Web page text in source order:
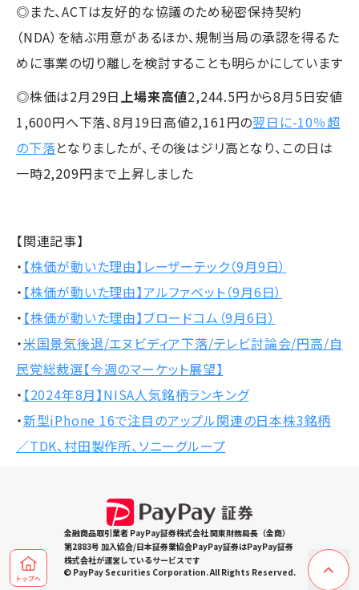
◎また、ACTは友好的な協議のため秘密保持契約
（NDA）を結ぶ用意があるほか、規制当局の承認を得るた
めに事業の切り離しを検討することも明らかにしています
◎株価は2月29日 上場来高値2,244.5円から8月5日安値
1,600円へ下落、8月19日高値2,161円の翌日に-10％超
の下落となりましたが、その後はジリ高となり、この日は
一時2,209円まで上昇しました
【関連記事】
・ 【株価が動いた理由】レーザーテック（9月9日）
・ 【株価が動いた理由】アルファベット（9月6日）
・ 【株価が動いた理由】ブロードコム（9月6日）
・米国景気後退/エヌビディア下落/テレビ討論会/円高/自
民党総裁選【今週のマーケット展望】
・ 【2024年8月】NISA人気銘柄ランキング
・新型iPhone 16で注目のアップル関連の日本株3銘柄
／TDK、村田製作所、ソニーグループ
金融商品取引業者 PayPay証券株式会社 関東財務局長（金商）
第2883号 加入協会/日本証券業協会PayPay証券はPayPay証券
株式会社が運営しているサービスです
© PayPay Securities Corporation. All Rights Reserved.